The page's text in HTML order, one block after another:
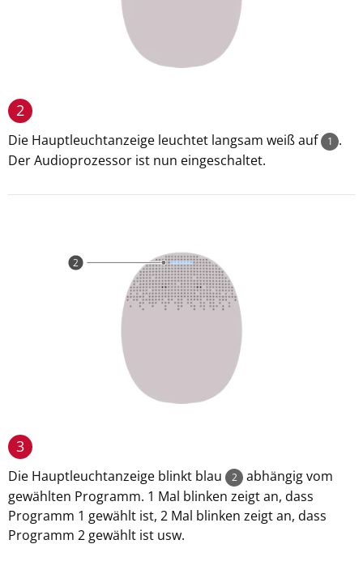
2
Die Hauptleuchtanzeige leuchtet langsam weiß auf 1 .
Der Audioprozessor ist nun eingeschaltet.
3
Die Hauptleuchtanzeige blinkt blau 2
abhängig vom
gewählten Programm. 1 Mal blinken zeigt an, dass
Programm 1 gewählt ist, 2 Mal blinken zeigt an, dass
Programm 2 gewählt ist usw.